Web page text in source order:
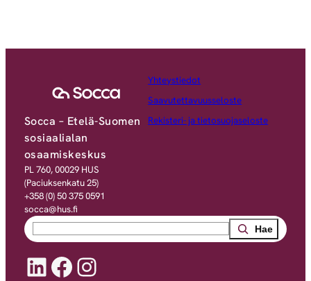
Socca – Etelä-Suomen
sosiaalialan
osaamiskeskus
PL 760, 00029 HUS
(Paciuksenkatu 25)
+358 (0) 50 375 0591
socca@hus.fi
Yhteystiedot
Saavutettavuusseloste
Rekisteri- ja tietosuojaseloste
Search
LinkedIn
Facebook
Instagram